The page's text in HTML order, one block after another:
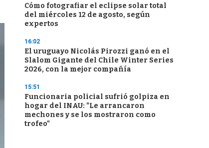
Cómo fotografiar el eclipse solar total
del miércoles 12 de agosto, según
expertos
16:02
El uruguayo Nicolás Pirozzi ganó en el
Slalom Gigante del Chile Winter Series
2026, con la mejor compañía
15:51
Funcionaria policial sufrió golpiza en
hogar del INAU: "Le arrancaron
mechones y se los mostraron como
trofeo"